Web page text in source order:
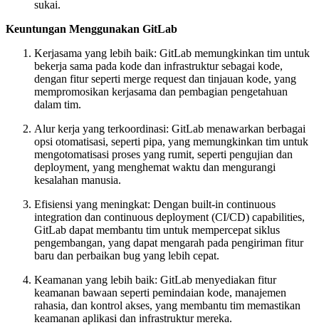
sukai.
Keuntungan Menggunakan GitLab
Kerjasama yang lebih baik: GitLab memungkinkan tim untuk
bekerja sama pada kode dan infrastruktur sebagai kode,
dengan fitur seperti merge request dan tinjauan kode, yang
mempromosikan kerjasama dan pembagian pengetahuan
dalam tim.
Alur kerja yang terkoordinasi: GitLab menawarkan berbagai
opsi otomatisasi, seperti pipa, yang memungkinkan tim untuk
mengotomatisasi proses yang rumit, seperti pengujian dan
deployment, yang menghemat waktu dan mengurangi
kesalahan manusia.
Efisiensi yang meningkat: Dengan built-in continuous
integration dan continuous deployment (CI/CD) capabilities,
GitLab dapat membantu tim untuk mempercepat siklus
pengembangan, yang dapat mengarah pada pengiriman fitur
baru dan perbaikan bug yang lebih cepat.
Keamanan yang lebih baik: GitLab menyediakan fitur
keamanan bawaan seperti pemindaian kode, manajemen
rahasia, dan kontrol akses, yang membantu tim memastikan
keamanan aplikasi dan infrastruktur mereka.